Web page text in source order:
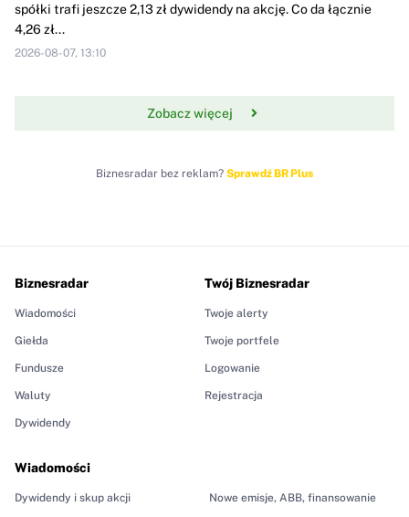
spółki trafi jeszcze 2,13 zł dywidendy na akcję. Co da łącznie
4,26 zł...
2026-08-07, 13:10
Zobacz więcej
Biznesradar bez reklam? Sprawdź BR Plus
Biznesradar
Wiadomości
Giełda
Fundusze
Waluty
Dywidendy
Wiadomości
Dywidendy i skup akcji Nowe emisje, ABB, finansowanie
Twój Biznesradar
Twoje alerty
Twoje portfele
Logowanie
Rejestracja